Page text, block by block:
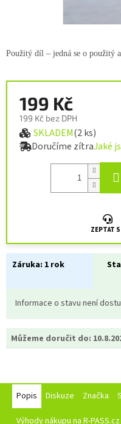
199 Kč
199 Kč bez DPH
Měrná cena:
SKLADEM(2 ks)
Doručíme zítraJaké
ZEPTAT
Záruka: 1 rok
Informace o stavu není
Můžeme doručit do:
Použitý díl – jedná se o použitý
Popis Diskuze Značka
Výhody nákupu na R-PASS.cz